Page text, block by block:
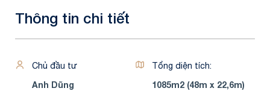
Thông tin chi tiết
Chủ đầu tư
Anh Dũng
Tổng diện tích:
1085m2 (48m x 22,6m)